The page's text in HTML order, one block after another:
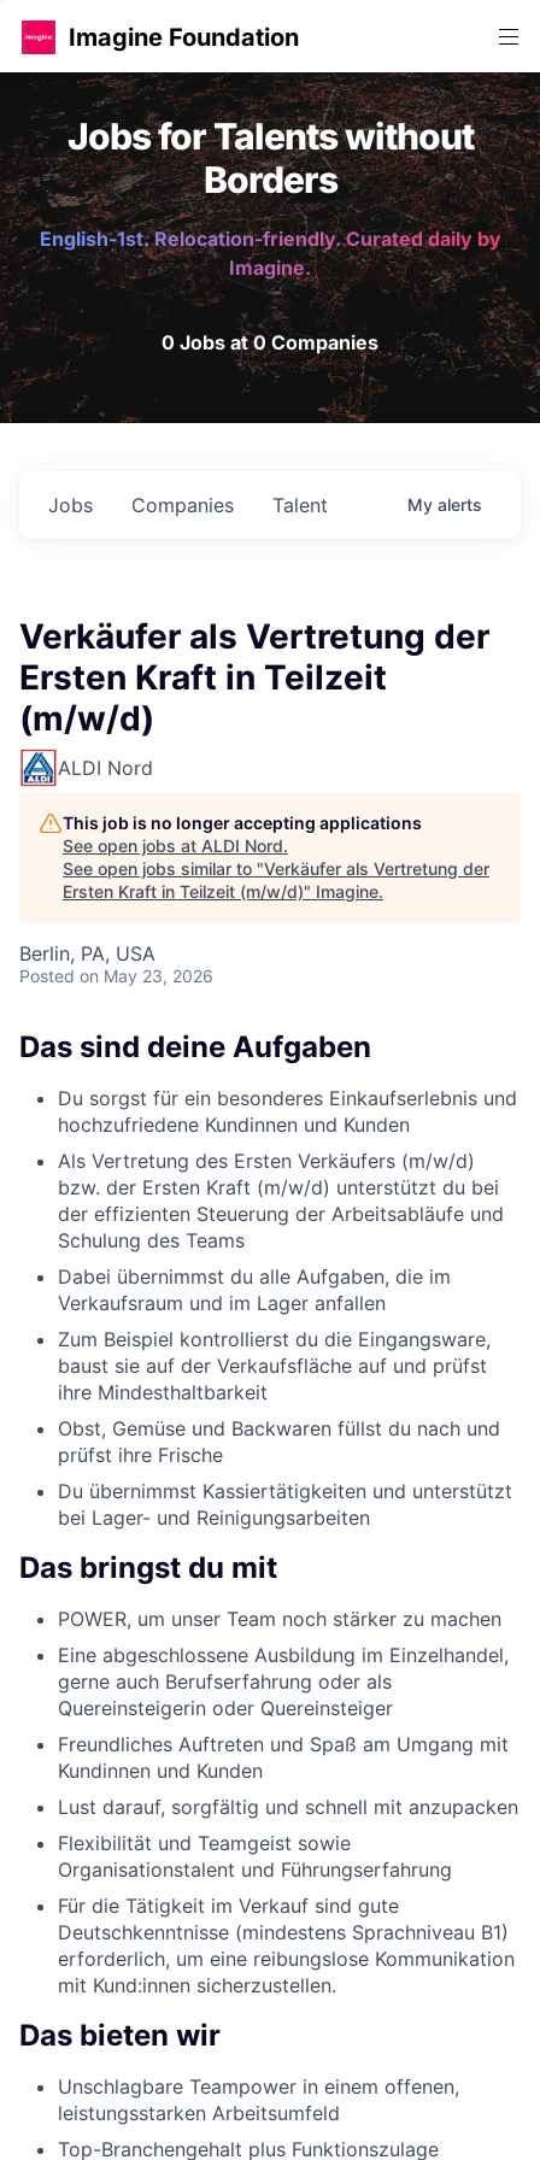
Imagine Foundation
Jobs for Talents without
Borders
English-1st. Relocation-friendly. Curated daily by
Imagine.
0 Jobs at 0 Companies
Jobs Companies Talent My alerts
Verkäufer als Vertretung der
Ersten Kraft in Teilzeit
(m/w/d)
ALDI Nord
This job is no longer accepting applications
See open jobs at ALDI Nord.
See open jobs similar to "Verkäufer als Vertretung der
Ersten Kraft in Teilzeit (m/w/d)" Imagine.
Berlin, PA, USA
Posted on May 23, 2026
Das sind deine Aufgaben
Du sorgst für ein besonderes Einkaufserlebnis und
hochzufriedene Kundinnen und Kunden
Als Vertretung des Ersten Verkäufers (m/w/d)
bzw. der Ersten Kraft (m/w/d) unterstützt du bei
der effizienten Steuerung der Arbeitsabläufe und
Schulung des Teams
Dabei übernimmst du alle Aufgaben, die im
Verkaufsraum und im Lager anfallen
Zum Beispiel kontrollierst du die Eingangsware,
baust sie auf der Verkaufsfläche auf und prüfst
ihre Mindesthaltbarkeit
Obst, Gemüse und Backwaren füllst du nach und
prüfst ihre Frische
Du übernimmst Kassiertätigkeiten und unterstützt
bei Lager- und Reinigungsarbeiten
Das bringst du mit
POWER, um unser Team noch stärker zu machen
Eine abgeschlossene Ausbildung im Einzelhandel,
gerne auch Berufserfahrung oder als
Quereinsteigerin oder Quereinsteiger
Freundliches Auftreten und Spaß am Umgang mit
Kundinnen und Kunden
Lust darauf, sorgfältig und schnell mit anzupacken
Flexibilität und Teamgeist sowie
Organisationstalent und Führungserfahrung
Für die Tätigkeit im Verkauf sind gute
Deutschkenntnisse (mindestens Sprachniveau B1)
erforderlich, um eine reibungslose Kommunikation
mit Kund:innen sicherzustellen.
Das bieten wir
Unschlagbare Teampower in einem offenen,
leistungsstarken Arbeitsumfeld
Top-Branchengehalt plus Funktionszulage